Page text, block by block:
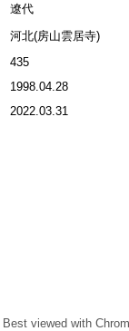
遼代
河北(房山雲居寺)
435
1998.04.28
2022.03.31
Best viewed with